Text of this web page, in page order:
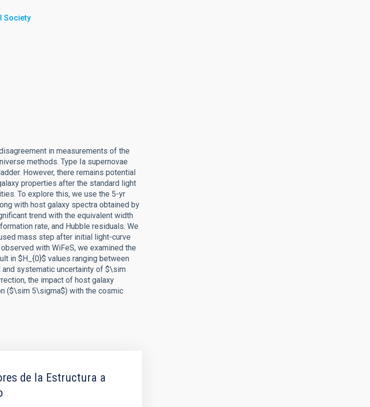
Society
in measurements of the
methods. Type Ia supernovae
However, there remains potential
properties after the standard light
To explore this, we use the 5-yr
with host galaxy spectra obtained by
trend with the equivalent width
rate, and Hubble residuals. We
mass step after initial light-curve
with WiFeS, we examined the
in $H_{0}$ values ranging between
systematic uncertainty of $\sim
the impact of host galaxy
($\sim 5\sigma$) with the cosmic
de la Estructura a